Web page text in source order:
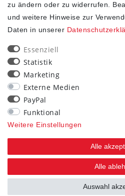
Impressum
Daten­schutz­erklärung
Widerrufs­recht
Kontakt
Vertrag widerrufen
STAY CONNECTED
zu ändern oder zu widerrufen.
und weitere Hinweise zur
Daten in unserer
Essenziell
Statistik
Marketing
Externe Medien
PayPal
Funktional
Weitere Einstellungen
Alle
Alle
Auswahl